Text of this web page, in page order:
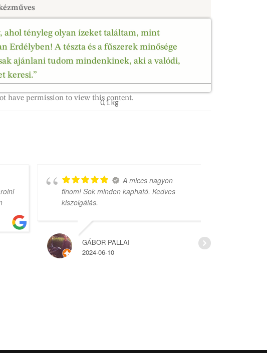
ahol tényleg olyan ízeket találtam, mint
Erdélyben! A tészta és a fűszerek minősége
ajánlani tudom mindenkinek, aki a valódi,
keresi.”
have permission to view this content.
0,1 kg
A miccs nagyon
finom! Sok minden kapható. Kedves
kiszolgálás.
GÁBOR PALLAI
2024-06-10